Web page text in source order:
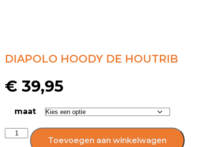
DIAPOLO HOODY DE HOUTRIB
€ 39,95
maat
Toevoegen aan winkelwagen